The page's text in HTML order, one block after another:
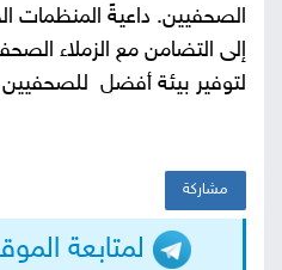
الصحفيين. داعيةً المنظمات
إلى التضامن مع الزملاء
لتوفير بيئة أفضل
مشاركة
لمتابعة